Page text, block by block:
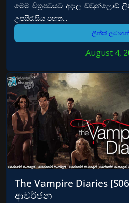
මෙම චිත්‍රපටයට අදාල ඩවුන්ලෝඩ්
උපසිරැසිය පහත...
ලින්ක්
August 4,
The Vampire Diaries
ආවර්ජන